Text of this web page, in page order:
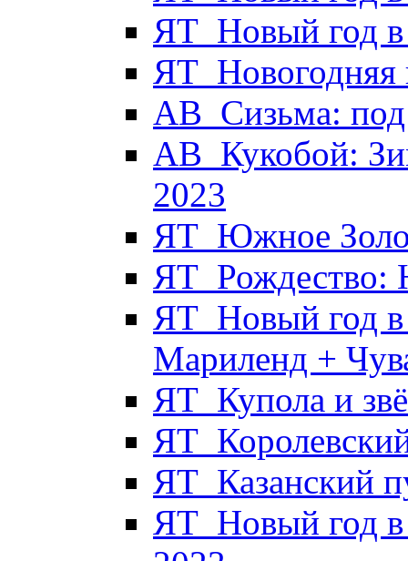
ЯТ_Новый год в
ЯТ_Новогодняя
АВ_Сизьма: под
АВ_Кукобой:
2023
ЯТ_Южное
ЯТ_Рождество:
ЯТ_Новый год в
Мариленд +
ЯТ_Купола и
ЯТ_Казанский
ЯТ_Новый год